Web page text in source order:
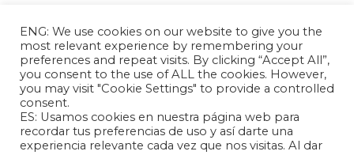
La Fundación Andrés Bello – Centro de
Investigación Chino Latinoamericano es una
entidad sin fines de lucro, de carácter
ENG: We use cookies on our website to give you the
most relevant experience by remembering your
preferences and repeat visits. By clicking “Accept All”,
you consent to the use of ALL the cookies. However,
you may visit "Cookie Settings" to provide a controlled
consent.
ES: Usamos cookies en nuestra página web para
recordar tus preferencias de uso y así darte una
experiencia relevante cada vez que nos visitas. Al dar